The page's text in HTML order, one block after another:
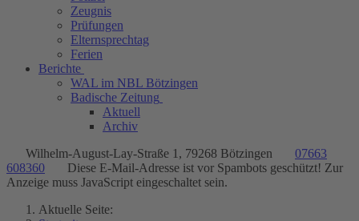
Zeugnis
Prüfungen
Elternsprechtag
Ferien
Berichte
WAL im NBL Bötzingen
Badische Zeitung
Aktuell
Archiv
Wilhelm-August-Lay-Straße 1, 79268 Bötzingen
07663
608360
Diese E-Mail-Adresse ist vor Spambots geschützt! Zur
Anzeige muss JavaScript eingeschaltet sein.
Aktuelle Seite: